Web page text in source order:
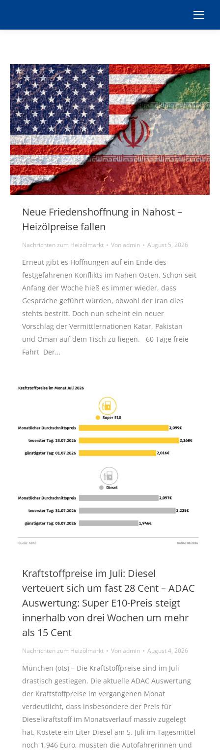
Neue Friedenshoffnung in Nahost –
Heizölpreise fallen
Nachrichten zum Heizölmarkt Vonadmin August 5, 2026
Erneut gibt es Hoffnungen auf ein Ende des
festgefahrenen Konflikts im Nahen Osten. Schon seit
Anfang der Woche hieß es immer wieder, dass
Gespräche geführt würden, obwohl der Iran dies
stehts bestritt. Doch nun scheint ein neuer
Vorschlag der Vermittlernationen Katar, Pakistan
und Oman auf dem Tisch zu liegen. 60 Tage freie
Fahrt Der…
Kraftstoffpreise im Juli: Diesel
verteuert sich um fast 28 Cent – ADAC
Auswertung: Super E10-Preis steigt
innerhalb von drei Wochen um mehr
als 15 Cent
Nachrichten zum Heizölmarkt Vonadmin August 4, 2026
München (ots) – Die Kraftstoffpreise sind im Juli
drastisch gestiegen. Die aktuelle ADAC Auswertung
der Kraftstoffpreise im vergangenen Monat
verdeutlicht, dass insbesondere der Preis für
Dieselkraftstoff im Monatsverlauf massiv zugelegt
hat. Kostete ein Liter Diesel am 5. Juli im Tagesmittel
noch 1,946 Euro, mussten die Autofahrerinnen und